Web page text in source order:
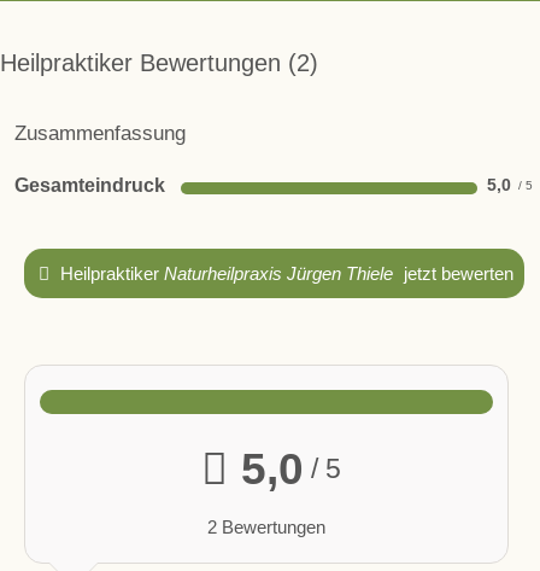
Heilpraktiker Bewertungen 2
Zusammenfassung
Gesamteindruck 5,0
Heilpraktiker Naturheilpraxis Jürgen Thiele jetzt bewerten
5,0 / 5
2 Bewertungen